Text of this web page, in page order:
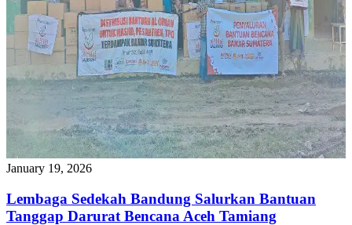
January 19, 2026
Lembaga Sedekah Bandung Salurkan Bantuan
Tanggap Darurat Bencana Aceh Tamiang